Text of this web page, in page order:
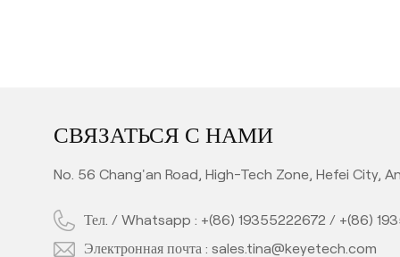
СВЯЗАТЬСЯ С НАМИ
No. 56 Chang'an Road, High-Tech Zone, Hefei City,
Тел. / Whatsapp : +(86) 19355222672 / +(86)
Электронная почта :sales.tina@keyetech.com